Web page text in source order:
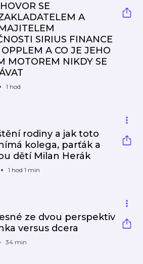
SE
A
SIRIUS FINANCE
A CO JE JEHO
MOTOREM NIKDY SE
1 hod
rodiny a jak toto
kolega, parťák a
dětí Milan Herák
1 hod 1 min
ze dvou perspektiv
versus dcera
34 min